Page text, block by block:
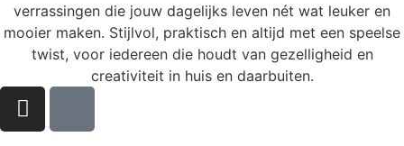
verrassingen die jouw dagelijks leven nét wat leuker en
mooier maken. Stijlvol, praktisch en altijd met een speelse
twist, voor iedereen die houdt van gezelligheid en
creativiteit in huis en daarbuiten.